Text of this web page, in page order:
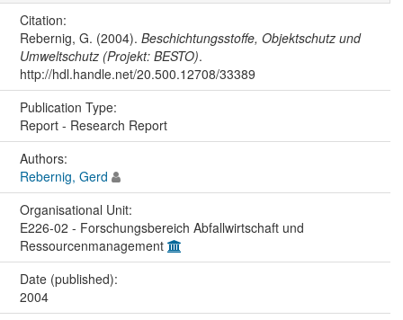
Citation:
Rebernig, G. (2004). Beschichtungsstoffe, Objektschutz und
Umweltschutz (Projekt: BESTO).
http://hdl.handle.net/20.500.12708/33389
Publication Type:
Report - Research Report
Authors:
Rebernig, Gerd
Organisational Unit:
E226-02 - Forschungsbereich Abfallwirtschaft und
Ressourcenmanagement
Date (published):
2004